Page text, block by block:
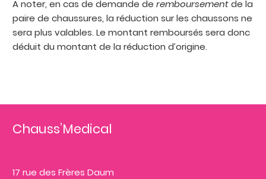
A noter, en cas de demande deremboursementde la
paire de chaussures, la réduction sur les chaussons ne
sera plus valables. Le montant remboursés sera donc
déduit du montant de la réduction d’origine.
Chauss’Medical
17 rue des Frères Daum